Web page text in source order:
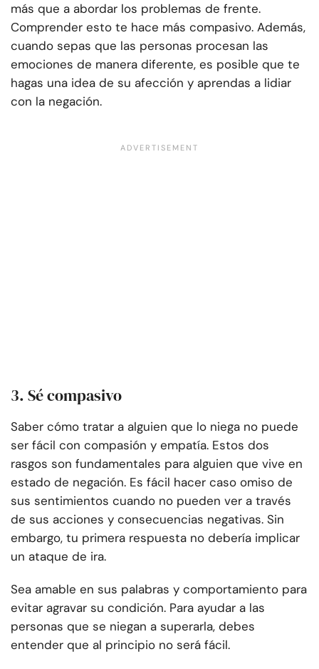
más que a abordar los problemas de frente.
Comprender esto te hace más compasivo. Además,
cuando sepas que las personas procesan las
emociones de manera diferente, es posible que te
hagas una idea de su afección y aprendas a lidiar
con la negación.
3. Sé compasivo
Saber cómo tratar a alguien que lo niega no puede
ser fácil con compasión y empatía. Estos dos
rasgos son fundamentales para alguien que vive en
estado de negación. Es fácil hacer caso omiso de
sus sentimientos cuando no pueden ver a través
de sus acciones y consecuencias negativas. Sin
embargo, tu primera respuesta no debería implicar
un ataque de ira.
Sea amable en sus palabras y comportamiento para
evitar agravar su condición. Para ayudar a las
personas que se niegan a superarla, debes
entender que al principio no será fácil.